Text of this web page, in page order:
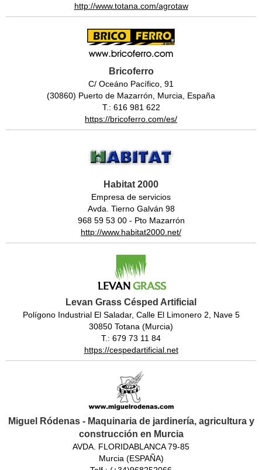
http://www.totana.com/agrotaw
Bricoferro
C/ Oceáno Pacífico, 91
(30860) Puerto de Mazarrón, Murcia, España
T.: 616 981 622
https://bricoferro.com/es/
Habitat 2000
Empresa de servicios
Avda. Tierno Galván 98
968 59 53 00 - Pto Mazarrón
http://www.habitat2000.net/
Levan Grass Césped Artificial
Polígono Industrial El Saladar, Calle El Limonero 2, Nave 5
30850 Totana (Murcia)
T.: 679 73 11 84
https://cespedartificial.net
Miguel Ródenas - Maquinaria de jardinería, agricultura y
construcción en Murcia
AVDA. FLORIDABLANCA 79-85
Murcia (ESPAÑA)